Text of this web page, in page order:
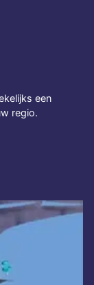
een
regio.